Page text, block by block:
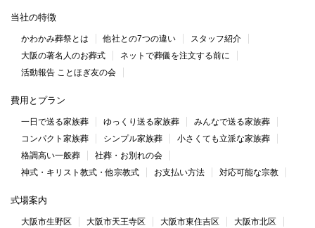
当社の特徴
かわかみ葬祭とは 他社との7つの違い
スタッフ紹介
大阪の著名人のお葬式
ネットで葬儀を注文する前に
活動報告 ことほぎ友の会
費用とプラン
一日で送る家族葬 ゆっくり送る家族葬
みんなで送る家族葬
コンパクト家族葬
シンプル家族葬
小さくても立派な家族葬
格調高い一般葬
社葬・お別れの会
神式・キリスト教式・他宗教式
お支払い方法 対応可能な宗教
式場案内
大阪市生野区 大阪市天王寺区 大阪市東住吉区
大阪市北区